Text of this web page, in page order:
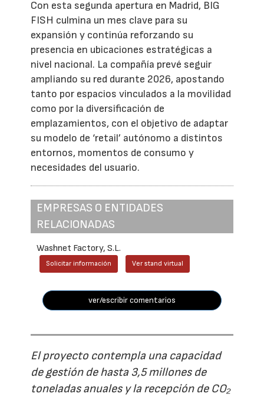
Con esta segunda apertura en Madrid, BIG
FISH culmina un mes clave para su
expansión y continúa reforzando su
presencia en ubicaciones estratégicas a
nivel nacional. La compañía prevé seguir
ampliando su red durante 2026, apostando
tanto por espacios vinculados a la movilidad
como por la diversificación de
emplazamientos, con el objetivo de adaptar
su modelo de ‘retail’ autónomo a distintos
entornos, momentos de consumo y
necesidades del usuario.
EMPRESAS O ENTIDADES
RELACIONADAS
Washnet Factory, S.L.
Solicitar información Ver stand virtual
ver/escribir comentarios
El proyecto contempla una capacidad
de gestión de hasta 3,5 millones de
toneladas anuales y la recepción de CO₂